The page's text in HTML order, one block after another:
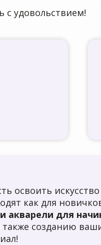
удовольствием!
освоить
как для
акварели для
созданию